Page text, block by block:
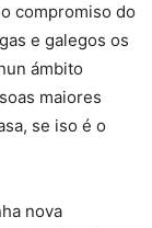
compromiso do
e galegos os
ámbito
maiores
se iso é o
nova